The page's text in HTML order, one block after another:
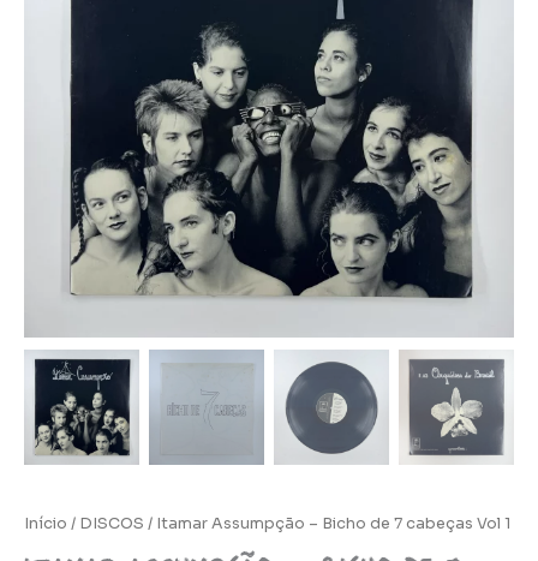
Início / DISCOS / Itamar Assumpção – Bicho de 7 cabeças Vol 1